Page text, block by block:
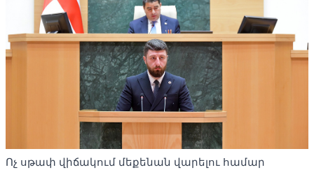
Ոչ սթափ վիճակում մեքենան վարելու համար